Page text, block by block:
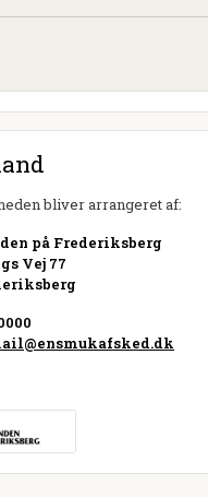
bliver arrangeret af:
på Frederiksberg
Vej 77